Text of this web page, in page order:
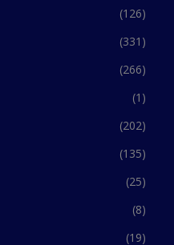
(126)
(331)
(266)
(1)
(202)
(135)
(25)
(8)
(19)